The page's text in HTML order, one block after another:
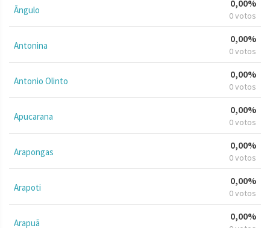
Ângulo
0,00%
0 votos
Antonina
0,00%
0 votos
Antonio Olinto
0,00%
0 votos
Apucarana
0,00%
0 votos
Arapongas
0,00%
0 votos
Arapoti
0,00%
0 votos
Arapuã
0,00%